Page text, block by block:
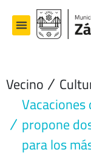
contenido
Vecino
propone
para los